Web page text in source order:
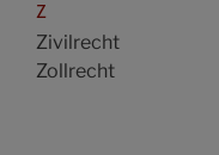
Z
Zivilrecht
Zollrecht